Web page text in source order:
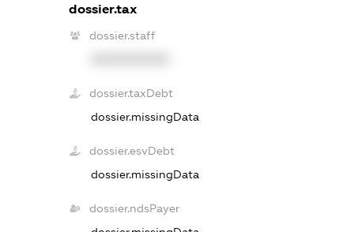
dossier.tax
dossier.staff
dossier.taxDebt
dossier.missingData
dossier.esvDebt
dossier.missingData
dossier.ndsPayer